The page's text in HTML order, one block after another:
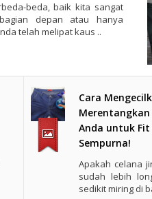
beda, baik kita sangat
depan atau hanya
telah melipat kaus ..
Cara
Merentangkan
Anda untuk
Sempurna!
Apakah celana
sudah lebih
sedikit miring di